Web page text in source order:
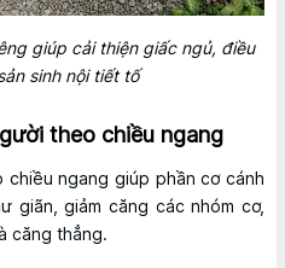
giúp cải thiện giấc ngủ, điều
sinh nội tiết tố
theo chiều ngang
ngang giúp phần cơ cánh
giãn, giảm căng các nhóm cơ,
căng thẳng.